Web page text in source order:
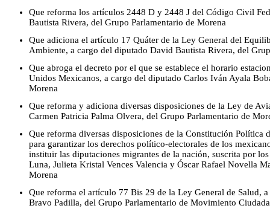
Que reforma los artículos 2448 D y 2448 J del Código Civil
Bautista Rivera, del Grupo Parlamentario de Morena
Que adiciona el artículo 17 Quáter de la Ley General del
Ambiente, a cargo del diputado David Bautista Rivera, del
Que abroga el decreto por el que se establece el horario
Unidos Mexicanos, a cargo del diputado Carlos Iván Ayala
Morena
Que reforma y adiciona diversas disposiciones de la Ley de
Carmen Patricia Palma Olvera, del Grupo Parlamentario de
Que reforma diversas disposiciones de la Constitución Política
para garantizar los derechos político-electorales de los
instituir las diputaciones migrantes de la nación, suscrita por
Luna, Julieta Kristal Vences Valencia y Óscar Rafael Novella
Morena
Que reforma el artículo 77 Bis 29 de la Ley General de Salud,
Bravo Padilla, del Grupo Parlamentario de Movimiento